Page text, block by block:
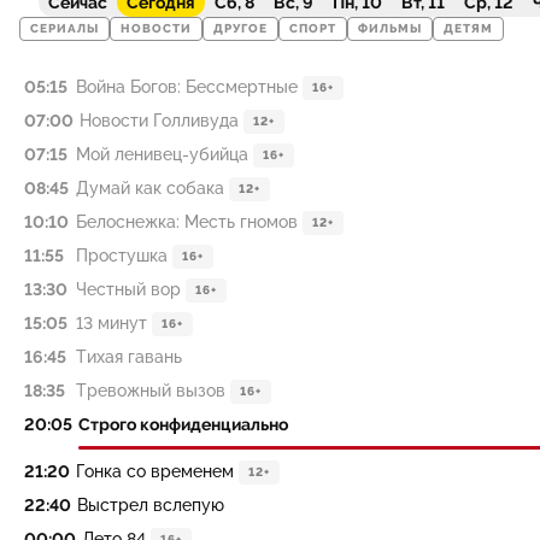
СЕРИАЛЫ НОВОСТИ ДРУГОЕ СПОРТ ФИЛЬМЫ ДЕТЯМ
05:15 Война Богов: Бессмертные 16+
07:00 Новости Голливуда 12+
07:15 Мой ленивец-убийца 16+
08:45 Думай как собака 12+
10:10 Белоснежка: Месть гномов 12+
11:55 Простушка 16+
13:30 Честный вор 16+
15:05 13 минут 16+
16:45 Тихая гавань
18:35 Тревожный вызов 16+
20:05 Строго конфиденциально
21:20 Гонка со временем 12+
22:40 Выстрел вслепую